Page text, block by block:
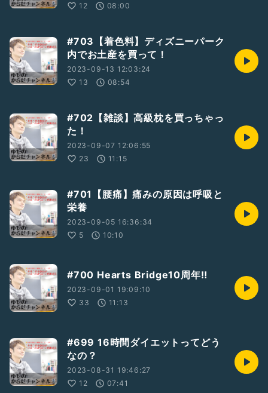
#健康
#福岡高宮ジム
12
08:00
#703【着色料】ディズニーパーク
内でお土産を買って！
2023-09-13 12:03:24
13
08:54
#702【雑談】高級枕を買っちゃっ
た！
2023-09-07 12:06:55
23
11:15
#701【腰痛】痛みの原因は呼吸と
栄養
2023-09-05 16:36:34
5
10:10
#700 Hearts Bridge10周年‼️
2023-09-01 19:09:10
33
11:13
#699 16時間ダイエットってどう
なの？
2023-08-31 19:46:27
12
07:41